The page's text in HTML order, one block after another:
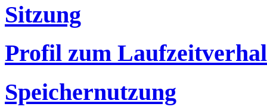
Sitzung
Profil zum
Speichernutzung